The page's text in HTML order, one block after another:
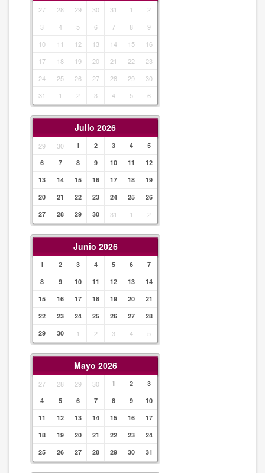
27 28 29 30 31 1
2
3
4 5 6 7 8
9
10
11 12 13 14 15
16
17
18 19 20 21 22
23
24
25 26 27 28 29
30
31
1 2 3 4 5 6
Julio 2026
29 30 1 2 3 4
5
6
7 8 9 10 11
12
13
14 15 16 17 18
19
20
21 22 23 24 25
26
27
28 29 30 31 1 2
Junio 2026
1 2 3 4 5 6
7
8
9 10 11 12 13
14
15
16 17 18 19 20
21
22
23 24 25 26 27
28
29
30 1 2 3 4 5
Mayo 2026
27 28 29 30 1 2
3
4
5 6 7 8 9
10
11
12 13 14 15 16
17
18
19 20 21 22 23
24
25
26 27 28 29 30 31